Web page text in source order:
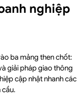
nghiệp
ba mảng then chốt:
giải pháp giao thông
cập nhật nhanh các